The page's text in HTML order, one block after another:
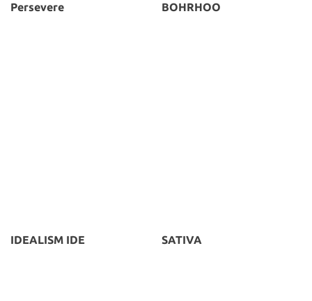
Persevere BOHRHOO
IDEALISM IDE SATIVA